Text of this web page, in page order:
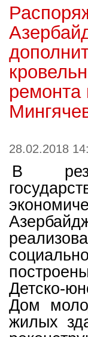
ремонта
28.02.2018
В
Детско-
Дом
жилых